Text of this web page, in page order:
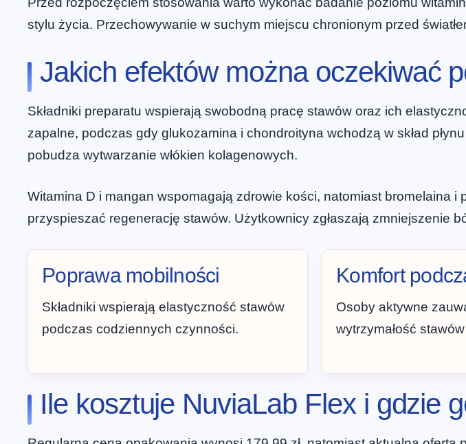
stylu życia. Przechowywanie w suchym miejscu chronionym przed
Jakich efektów można oczekiwać
Składniki preparatu wspierają swobodną pracę stawów oraz ich
zapalne, podczas gdy glukozamina i chondroityna wchodzą w skład
pobudza wytwarzanie włókien kolagenowych.
Witamina D i mangan wspomagają zdrowie kości, natomiast bromelaina
przyspieszać regenerację stawów. Użytkownicy zgłaszają zmniejszenie
Poprawa mobilności
Składniki wspierają elastyczność stawów
podczas codziennych czynności.
Komfort
Osoby aktywne
wytrzymałość
Ile kosztuje NuviaLab Flex i gdzie